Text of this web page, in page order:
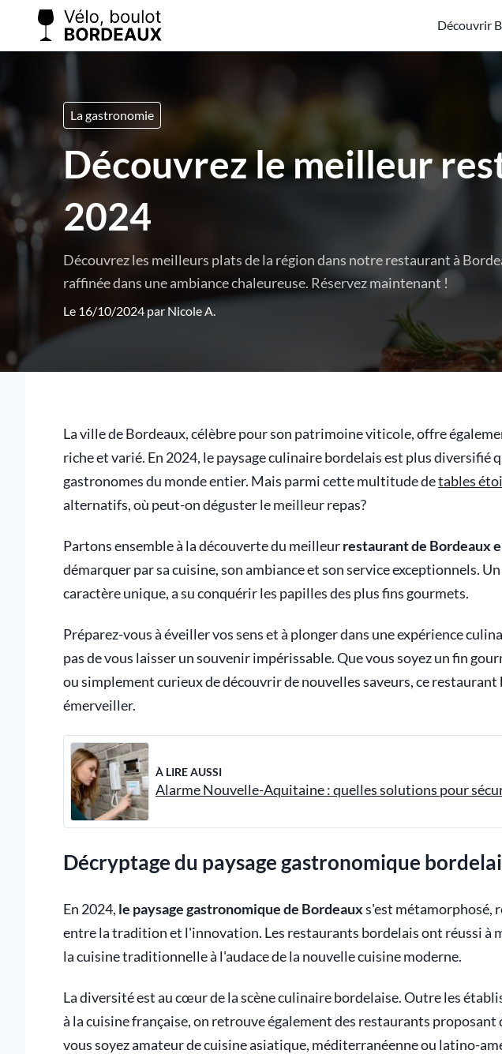
Découvrir
La gastronomie
Découvrez le meilleur
2024
Découvrez les meilleurs plats de la région dans notre restaurant à
raffinée dans une ambiance chaleureuse. Réservez maintenant !
Le 16/10/2024 parNicole A.
La ville de Bordeaux, célèbre pour son patrimoine viticole, offre
riche et varié. En 2024, le paysage culinaire bordelais est plus diversifié
gastronomes du monde entier. Mais parmi cette multitude detables
alternatifs, où peut-on déguster le meilleur repas?
Partons ensemble à la découverte du meilleurrestaurant de Bordeaux
démarquer par sa cuisine, son ambiance et son service exceptionnels.
caractère unique, a su conquérir les papilles des plus fins gourmets.
Préparez-vous à éveiller vos sens et à plonger dans une expérience
pas de vous laisser un souvenir impérissable. Que vous soyez un fin
ou simplement curieux de découvrir de nouvelles saveurs, ce restaurant
émerveiller.
À LIRE AUSSI
Alarme Nouvelle-Aquitaine : quelles solutions pour
Décryptage du paysage gastronomique
En 2024, le paysage gastronomique de Bordeauxs'est métamorphosé,
entre la tradition et l'innovation. Les restaurants bordelais ont réussi à
la cuisine traditionnelle à l'audace de la nouvelle cuisine moderne.
La diversité est au cœur de la scène culinaire bordelaise. Outre les
à la cuisine française, on retrouve également des restaurants proposant
vous soyez amateur de cuisine asiatique, méditerranéenne ou latino-